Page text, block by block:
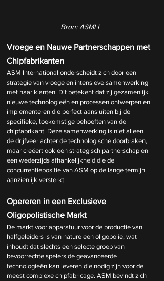
Bron: ASMI I
Vroege en Nauwe Partnerschappen met
Chipfabrikanten
ASM International onderscheidt zich door een
strategie van vroege en intensieve samenwerking
met haar klanten. Dit betekent dat zij gezamenlijk
nieuwe technologieën en processen ontwerpen en
implementeren die perfect aansluiten bij de
specifieke, toekomstige behoeften van de
chipfabrikant. Deze samenwerking is niet alleen
de drijfveer achter de technologische doorbraken,
maar creëert ook een strategisch partnerschap en
een wederzijds afhankelijkheid die de
concurrentiepositie van ASM op de lange termijn
aanzienlijk versterkt.
Opereren in een Exclusieve
Oligopolistische Markt
De markt voor apparatuur voor de productie van
halfgeleiders is van nature een oligopolie, wat
inhoudt dat slechts een selecte groep van
bevoorrechte spelers de geavanceerde
technologieën kan leveren die nodig zijn voor de
meest complexe chipfabricage. ASM bevindt zich